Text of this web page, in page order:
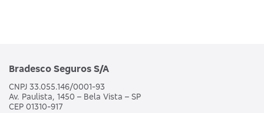
Bradesco Seguros S/A
CNPJ 33.055.146/0001-93
Av. Paulista, 1450 – Bela Vista – SP
CEP 01310-917